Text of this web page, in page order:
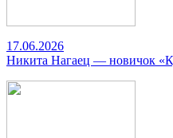
17.06.2026
Никита Нагаец — новичок